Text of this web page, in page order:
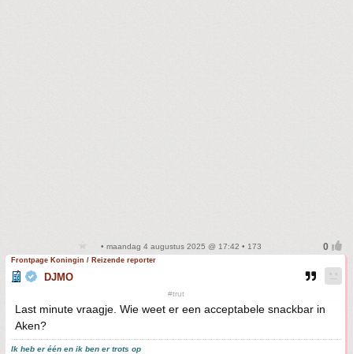
• maandag 4 augustus 2025 @ 17:42 • 173
Frontpage Koningin / Reizende reporter
DJMO
#trut
Last minute vraagje. Wie weet er een acceptabele snackbar in
Aken?
Ik heb er één en ik ben er trots op